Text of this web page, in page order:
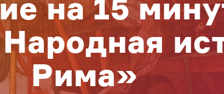
на 15
Рима»